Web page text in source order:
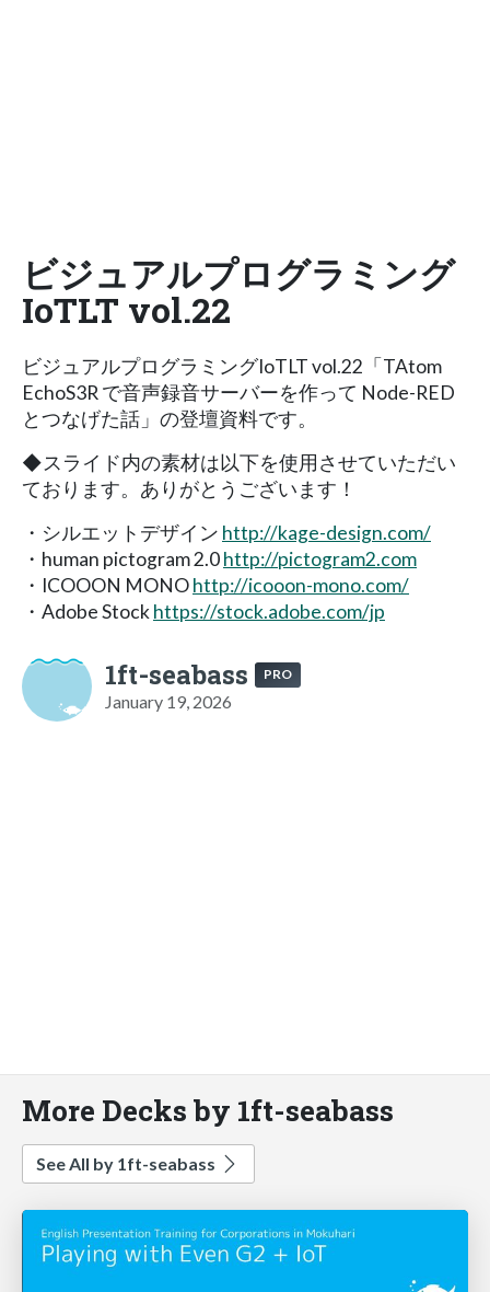
ビジュアルプログラミング
IoTLT vol.22
ビジュアルプログラミングIoTLT vol.22「TAtom
EchoS3R で音声録音サーバーを作って Node-RED
とつなげた話」の登壇資料です。
◆スライド内の素材は以下を使用させていただい
ております。ありがとうございます！
・シルエットデザイン http://kage-design.com/
・human pictogram 2.0http://pictogram2.com
・ICOOON MONOhttp://icooon-mono.com/
・Adobe Stockhttps://stock.adobe.com/jp
1ft-seabass PRO
January 19, 2026
More Decks by 1ft-seabass
See All by 1ft-seabass